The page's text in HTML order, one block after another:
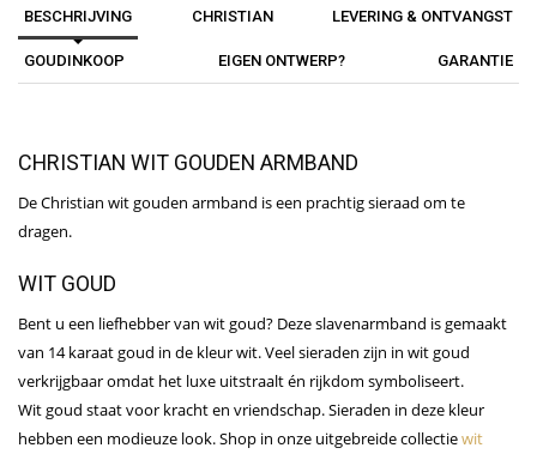
BESCHRIJVING CHRISTIAN LEVERING & ONTVANGST
GOUDINKOOP EIGEN ONTWERP? GARANTIE
CHRISTIAN WIT GOUDEN ARMBAND
De Christian wit gouden armband is een prachtig sieraad om te
dragen.
WIT GOUD
Bent u een liefhebber van wit goud? Deze slavenarmband is gemaakt
van 14 karaat goud in de kleur wit. Veel sieraden zijn in wit goud
verkrijgbaar omdat het luxe uitstraalt én rijkdom symboliseert.
Wit goud staat voor kracht en vriendschap. Sieraden in deze kleur
hebben een modieuze look. Shop in onze uitgebreide collectiewit